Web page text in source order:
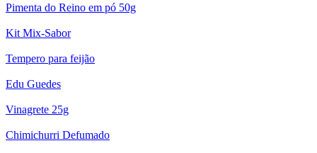
Pimenta do Reino em pó 50g
Kit Mix-Sabor
Tempero para feijão
Edu Guedes
Vinagrete 25g
Chimichurri Defumado